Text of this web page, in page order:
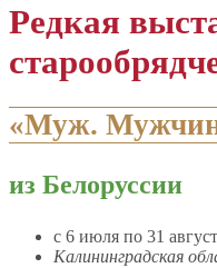
Редкая
«Муж.
из Белоруссии
c 6 июля по 31
Калининградская